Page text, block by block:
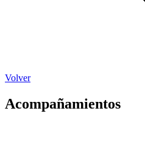
Volver
Acompañamientos